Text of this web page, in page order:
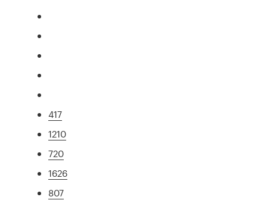
417
1210
720
1626
807